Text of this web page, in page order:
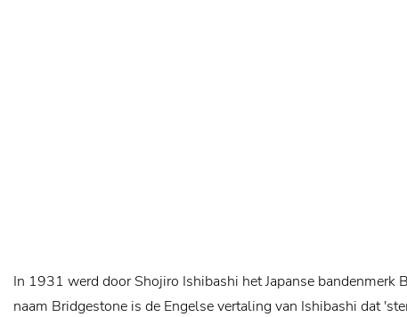
In 1931 werd door Shojiro Ishibashi het Japanse bandenmerk
naam Bridgestone is de Engelse vertaling van Ishibashi dat